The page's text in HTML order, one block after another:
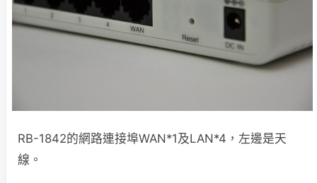
RB-1842的網路連接埠WAN*1及LAN*4，左邊是天
線。